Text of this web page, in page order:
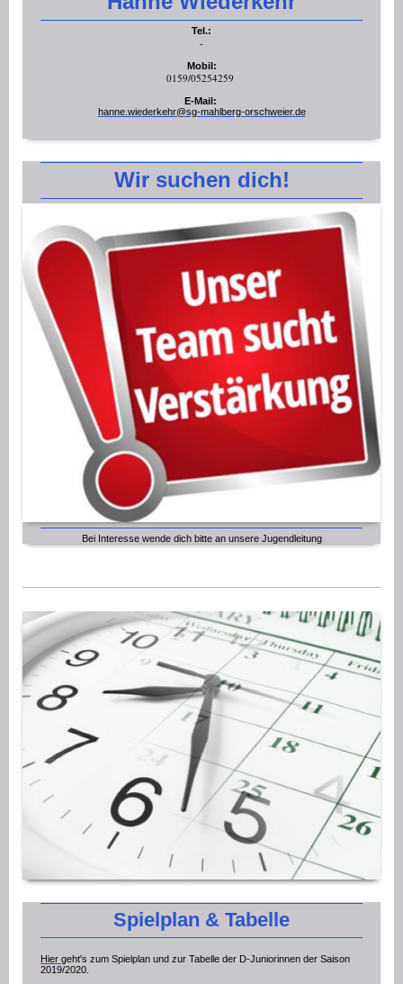
Tel.:
-
Mobil:
0159/05254259
E-Mail:
hanne.wiederkehr@sg-mahlberg-orschweier.de
Wir suchen dich!
Bei Interesse wende dich bitte an unsere Jugendleitung
Spielplan & Tabelle
Hier geht's zum Spielplan und zur Tabelle der D-Juniorinnen der Saison
2019/2020.